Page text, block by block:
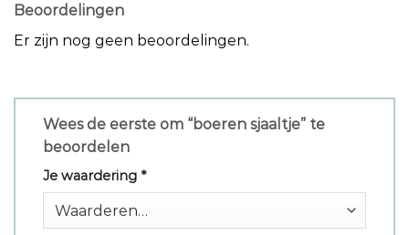
Beoordelingen
Er zijn nog geen beoordelingen.
Wees de eerste om “boeren sjaaltje” te
beoordelen
Je waardering *